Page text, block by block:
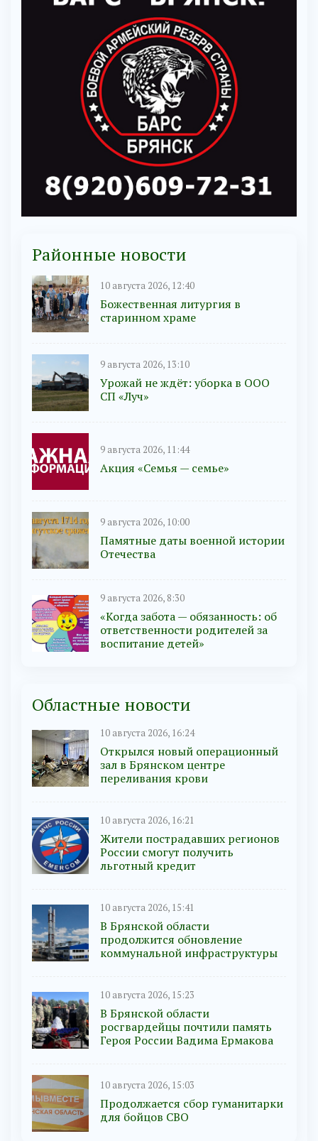
Районные новости
10 августа 2026, 12:40
Божественная литургия в
старинном храме
9 августа 2026, 13:10
Урожай не ждёт: уборка в ООО
СП «Луч»
9 августа 2026, 11:44
Акция «Семья — семье»
9 августа 2026, 10:00
Памятные даты военной истории
Отечества
9 августа 2026, 8:30
«Когда забота — обязанность: об
ответственности родителей за
воспитание детей»
Областные новости
10 августа 2026, 16:24
Открылся новый операционный
зал в Брянском центре
переливания крови
10 августа 2026, 16:21
Жители пострадавших регионов
России смогут получить
льготный кредит
10 августа 2026, 15:41
В Брянской области
продолжится обновление
коммунальной инфраструктуры
10 августа 2026, 15:23
В Брянской области
росгвардейцы почтили память
Героя России Вадима Ермакова
10 августа 2026, 15:03
Продолжается сбор гуманитарки
для бойцов СВО